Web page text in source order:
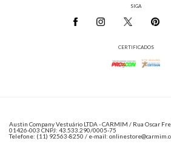
SIGA
CERTIFICADOS
Austin Company Vestuário LTDA - CARMIM / Rua Oscar
01426-003 CNPJ: 43.533.290/0005-75
Telefone: (11) 92563-8250 / e-mail: